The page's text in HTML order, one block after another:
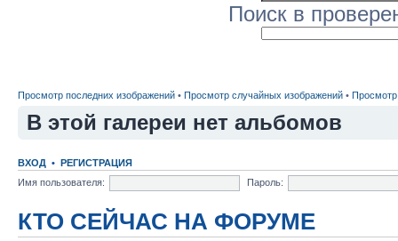
Поиск в
Просмотр последних изображений • Просмотр случайных изображений • Просмотр
В этой галереи нет альбомов
ВХОД • РЕГИСТРАЦИЯ
Имя пользователя:
Пароль:
КТО СЕЙЧАС НА ФОРУМЕ